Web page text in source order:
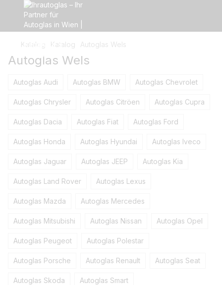
Katalog Katalog Autoglas Wels
Autoglas Wels
Autoglas Audi Autoglas BMW Autoglas Chevrolet
Autoglas Сhrysler Autoglas Citröen Autoglas Cupra
Autoglas Dacia Autoglas Fiat Autoglas Ford
Autoglas Honda Autoglas Hyundai Autoglas Iveco
Autoglas Jaguar Autoglas JEEP Autoglas Kia
Autoglas Land Rover Autoglas Lexus
Autoglas Mazda Autoglas Mercedes
Autoglas Mitsubishi Autoglas Nissan Autoglas Opel
Autoglas Peugeot Autoglas Polestar
Autoglas Porsche Autoglas Renault Autoglas Seat
Autoglas Skoda Autoglas Smart